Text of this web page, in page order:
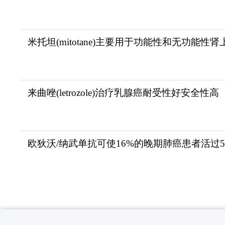
米托坦(mitotane)主要用于功能性和无功能性肾
来曲唑(letrozole)治疗乳腺癌耐受性好安全性高
欧狄沃/纳武单抗可使16%的晚期肺癌患者活过